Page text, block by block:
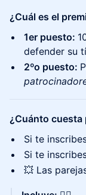
¿Cuál es el
1er puesto:
defender su
2ºo puesto:
¿Cuánto
Si te
Si te
💥 Las